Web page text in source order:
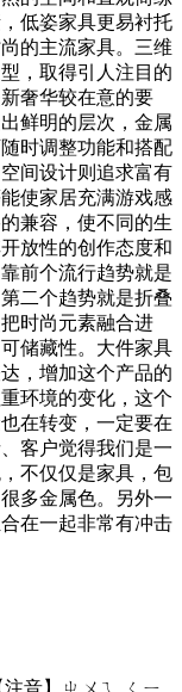
低姿家具更易衬托
的主流家具。三维
，取得引人注目的
奢华较在意的要
鲜明的层次，金属
时调整功能和搭配
间设计则追求富有
使家居充满游戏感
兼容，使不同的生
放性的创作态度和
前个流行趋势就是
二个趋势就是折叠
时尚元素融合进
储藏性。大件家具
，增加这个产品的
环境的变化，这个
在转变，一定要在
客户觉得我们是一
不仅仅是家具，包
多金属色。另外一
在一起非常有冲击
音】ㄓㄨㄟ ㄑㄧ